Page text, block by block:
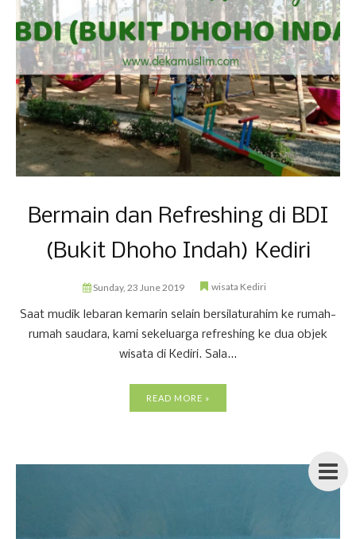
Bermain dan Refreshing di BDI
(Bukit Dhoho Indah) Kediri
Sunday, 23 June 2019 wisata Kediri
Saat mudik lebaran kemarin selain bersilaturahim ke rumah-
rumah saudara, kami sekeluarga refreshing ke dua objek
wisata di Kediri. Sala...
READ MORE »